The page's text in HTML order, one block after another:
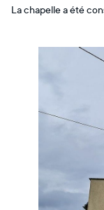
La chapelle a été